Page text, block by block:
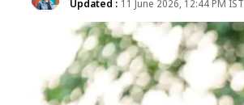
Updated : 11 June 2026, 12:44 PM IST